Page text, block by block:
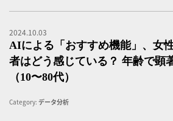
2024.10.03
AIによる「おすすめ機能」、女
者はどう感じている？ 年齢で顕
（10〜80代）
Category: データ分析